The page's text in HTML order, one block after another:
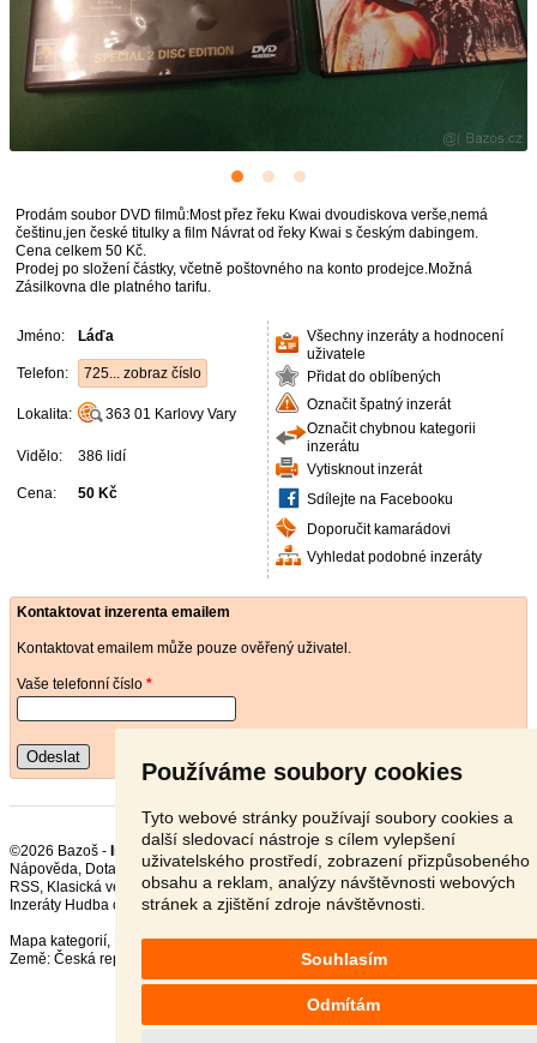
Používáme soubory cookies
Tyto webové stránky používají soubory cookies a
další sledovací nástroje s cílem vylepšení
uživatelského prostředí, zobrazení přizpůsobeného
obsahu a reklam, analýzy návštěvnosti webových
stránek a zjištění zdroje návštěvnosti.
Souhlasím
Odmítám
Prodám soubor DVD filmů:Most přez řeku Kwai dvoudiskova verše,nemá
češtinu,jen české titulky a film Návrat od řeky Kwai s českým dabingem.
Cena celkem 50 Kč.
Prodej po složení částky, včetně poštovného na konto prodejce.Možná
Zásilkovna dle platného tarifu.
Jméno: Láďa
Telefon: 725... zobraz číslo
Lokalita: 363 01 Karlovy Vary
Vidělo: 386 lidí
Cena: 50 Kč
Všechny inzeráty a hodnocení
uživatele
Přidat do oblíbených
Označit špatný inzerát
Označit chybnou kategorii
inzerátu
Vytisknout inzerát
Sdílejte na Facebooku
Doporučit kamarádovi
Vyhledat podobné inzeráty
Kontaktovat inzerenta emailem
Kontaktovat emailem může pouze ověřený uživatel.
Vaše telefonní číslo *
Odeslat
©2026 Bazoš - Inzerce, Bazar DVD, CD, MC, LP
Nápověda, Dotazy Hodnocení,Kontakt,Reklama,Podmínky Ochrana údajů,
RSS,
Inzeráty Hudba celkem:18577, za 24 hodin:501
Mapa kategorií,
Nejvyhledávanější výrazy
Země: Česká republika Rakousko